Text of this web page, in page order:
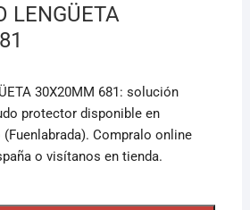
LENGÜETA
30X20MM 681: solución
protector disponible en
Compralo online
o visítanos en tienda.